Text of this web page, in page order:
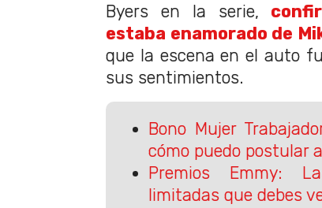
Byers en la serie,
estaba enamorado de
que la escena en el auto
sus sentimientos.
Bono Mujer
cómo puedo postular
Premios Emmy:
limitadas que debes